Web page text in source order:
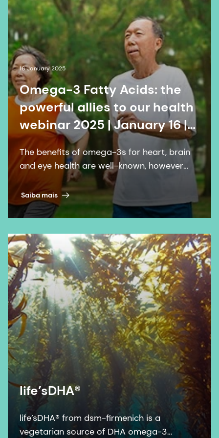
16 January 2025
Omega-3 Fatty Acids: the
powerful allies to our health
webinar 2025 | January 16 |
Online
The benefits of omega-3s for heart, brain
and eye health are well-known, however
consumers are less aware that EPA and
DHA can address a broad spectrum of
other wellness concerns well-documented
in scientific literature.
Saiba mais
life’sDHA®
life’sDHA® from dsm-firmenich is a
vegetarian source of DHA omega-3